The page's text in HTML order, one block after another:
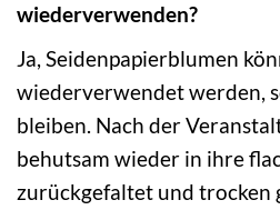
wiederverwenden?
Ja, Seidenpapierblumen
wiederverwendet werden,
bleiben. Nach der
behutsam wieder in ihre
zurückgefaltet und trocken